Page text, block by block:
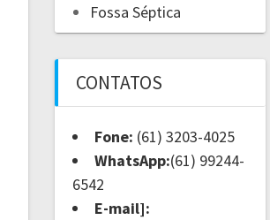
Fossa Séptica
CONTATOS
Fone: (61) 3203-4025
WhatsApp:(61) 99244-
6542
E-mail]: